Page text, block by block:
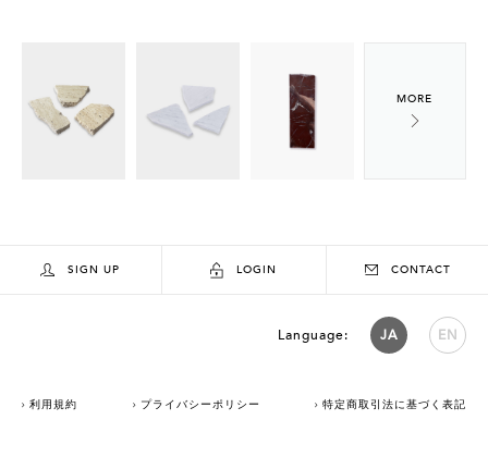
SIGN UP LOGIN CONTACT
Language: JA EN
利用規約 プライバシーポリシー 特定商取引法に基づく表記